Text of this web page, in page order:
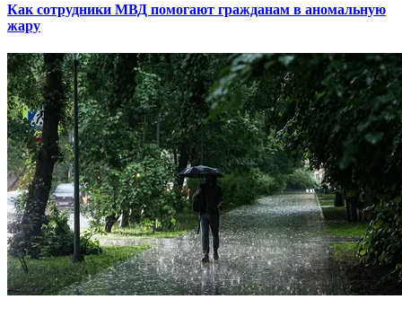
Как сотрудники МВД помогают гражданам в аномальную
жару